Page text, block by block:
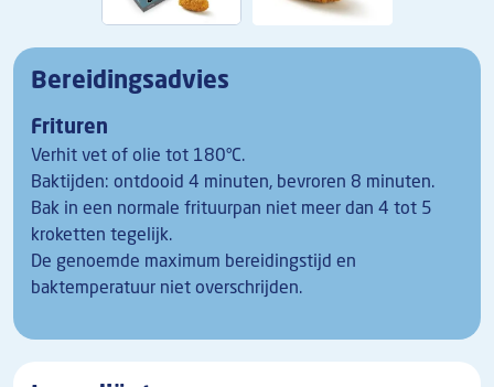
Bereidingsadvies
Frituren
Verhit vet of olie tot 180°C.
Baktijden: ontdooid 4 minuten, bevroren 8 minuten.
Bak in een normale frituurpan niet meer dan 4 tot 5
kroketten tegelijk.
De genoemde maximum bereidingstijd en
baktemperatuur niet overschrijden.